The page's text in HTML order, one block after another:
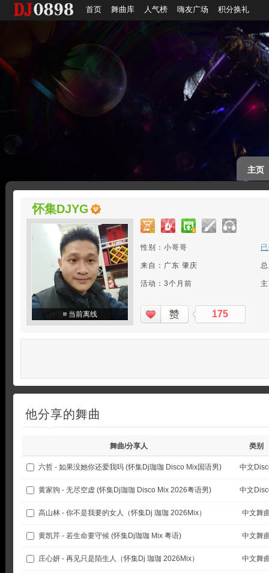
首页 舞曲库 人气榜 嗨友广场 积分换礼
主页
怀集DJYG
当前离线
性别：小哥哥
来自：广东 肇庆
活动：3个月前
175
他分享的舞曲
舞曲/分享人 类别
六哲 - 如果没她你还爱我吗 (怀集Dj珈珈 Disco Mix国语男) 中文
黄家驹 - 无尽空虚 (怀集Dj珈珈 Disco Mix 2026粤语男) 中文
高山林 - 你不是我要的女人（怀集Dj 珈珈 2026Mix） 中文舞
黄凯芹 - 若生命要守候 (怀集Dj珈珈 Mix 粤语) 中文舞
庄心妍 - 再见只是陌生人（怀集Dj 珈珈 2026Mix） 中文舞